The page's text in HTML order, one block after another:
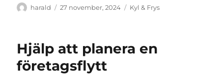
Författare
harald
Publicerat
27 november, 2024 Kategorier
Kyl & Frys
Hjälp att planera en
företagsflytt